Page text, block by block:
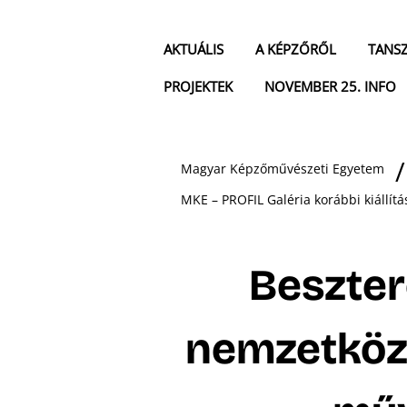
AKTUÁLIS A KÉPZŐRŐL
PROJEKTEK
NOVEMBER 25. INFO
Magyar Képzőművészeti Egyetem
MKE – PROFIL Galéria korábbi